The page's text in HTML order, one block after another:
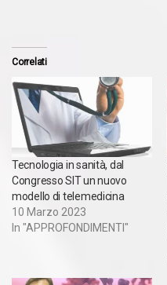
Correlati
Tecnologia in sanità, dal
Congresso SIT un nuovo
modello di telemedicina
10 Marzo 2023
In "APPROFONDIMENTI"